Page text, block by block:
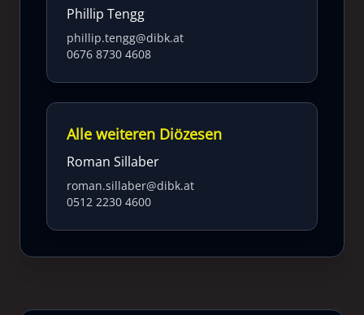
Phillip Tengg
phillip.tengg@dibk.at
0676 8730 4608
Alle weiteren Diözesen
Roman Sillaber
roman.sillaber@dibk.at
0512 2230 4600